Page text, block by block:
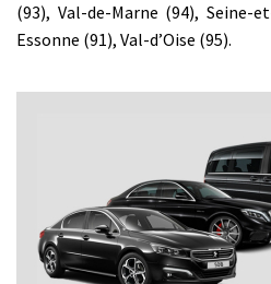
(93), Val-de-Marne (94), Seine-
Essonne (91), Val-d’Oise (95).